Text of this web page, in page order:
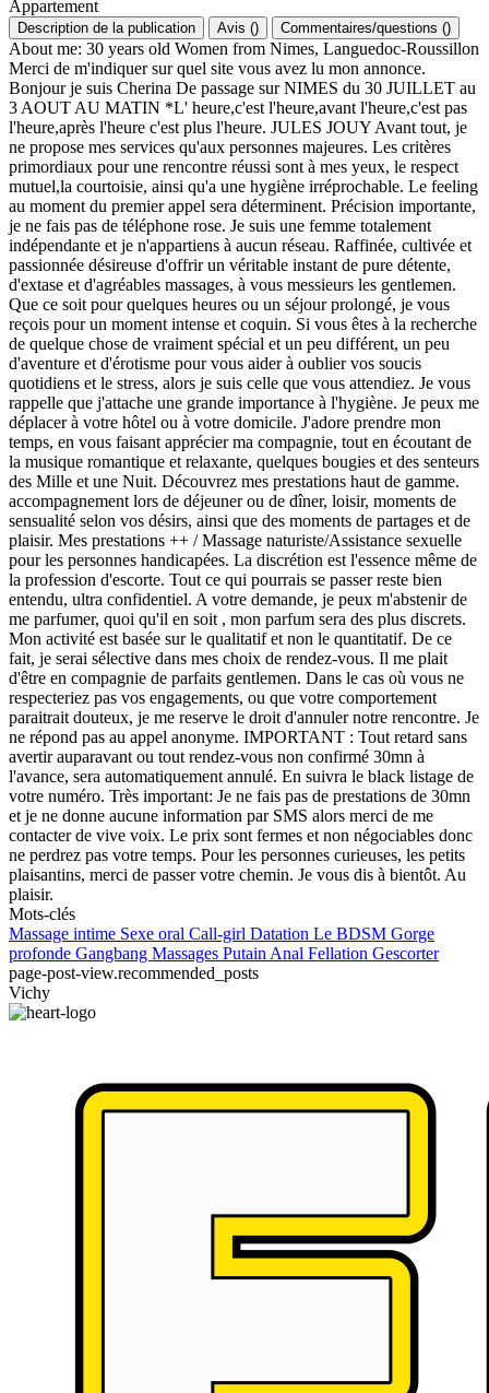
Appartement
Description de la publication Avis () Commentaires/questions ()
About me: 30 years old Women from Nimes, Languedoc-Roussillon
Merci de m'indiquer sur quel site vous avez lu mon annonce.
Bonjour je suis Cherina De passage sur NIMES du 30 JUILLET au
3 AOUT AU MATIN *L' heure,c'est l'heure,avant l'heure,c'est pas
l'heure,après l'heure c'est plus l'heure. JULES JOUY Avant tout, je
ne propose mes services qu'aux personnes majeures. Les critères
primordiaux pour une rencontre réussi sont à mes yeux, le respect
mutuel,la courtoisie, ainsi qu'a une hygiène irréprochable. Le feeling
au moment du premier appel sera déterminent. Précision importante,
je ne fais pas de téléphone rose. Je suis une femme totalement
indépendante et je n'appartiens à aucun réseau. Raffinée, cultivée et
passionnée désireuse d'offrir un véritable instant de pure détente,
d'extase et d'agréables massages, à vous messieurs les gentlemen.
Que ce soit pour quelques heures ou un séjour prolongé, je vous
reçois pour un moment intense et coquin. Si vous êtes à la recherche
de quelque chose de vraiment spécial et un peu différent, un peu
d'aventure et d'érotisme pour vous aider à oublier vos soucis
quotidiens et le stress, alors je suis celle que vous attendiez. Je vous
rappelle que j'attache une grande importance à l'hygiène. Je peux me
déplacer à votre hôtel ou à votre domicile. J'adore prendre mon
temps, en vous faisant apprécier ma compagnie, tout en écoutant de
la musique romantique et relaxante, quelques bougies et des senteurs
des Mille et une Nuit. Découvrez mes prestations haut de gamme.
accompagnement lors de déjeuner ou de dîner, loisir, moments de
sensualité selon vos désirs, ainsi que des moments de partages et de
plaisir. Mes prestations ++ / Massage naturiste/Assistance sexuelle
pour les personnes handicapées. La discrétion est l'essence même de
la profession d'escorte. Tout ce qui pourrais se passer reste bien
entendu, ultra confidentiel. A votre demande, je peux m'abstenir de
me parfumer, quoi qu'il en soit , mon parfum sera des plus discrets.
Mon activité est basée sur le qualitatif et non le quantitatif. De ce
fait, je serai sélective dans mes choix de rendez-vous. Il me plait
d'être en compagnie de parfaits gentlemen. Dans le cas où vous ne
respecteriez pas vos engagements, ou que votre comportement
paraitrait douteux, je me reserve le droit d'annuler notre rencontre. Je
ne répond pas au appel anonyme. IMPORTANT : Tout retard sans
avertir auparavant ou tout rendez-vous non confirmé 30mn à
l'avance, sera automatiquement annulé. En suivra le black listage de
votre numéro. Très important: Je ne fais pas de prestations de 30mn
et je ne donne aucune information par SMS alors merci de me
contacter de vive voix. Le prix sont fermes et non négociables donc
ne perdrez pas votre temps. Pour les personnes curieuses, les petits
plaisantins, merci de passer votre chemin. Je vous dis à bientôt. Au
plaisir.
Mots-clés
Massage intime Sexe oral Call-girl Datation Le BDSM Gorge
profonde Gangbang Massages Putain Anal Fellation Gescorter
page-post-view.recommended_posts
Vichy